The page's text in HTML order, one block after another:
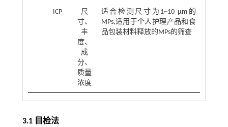
ICP
尺
寸、
丰
度、
成
分、
质量
浓度
适合检测尺寸为1~10 μm的
MPs,适用于个人护理产品和食
品包装材料释放的MPs的筛查
3.1 目检法